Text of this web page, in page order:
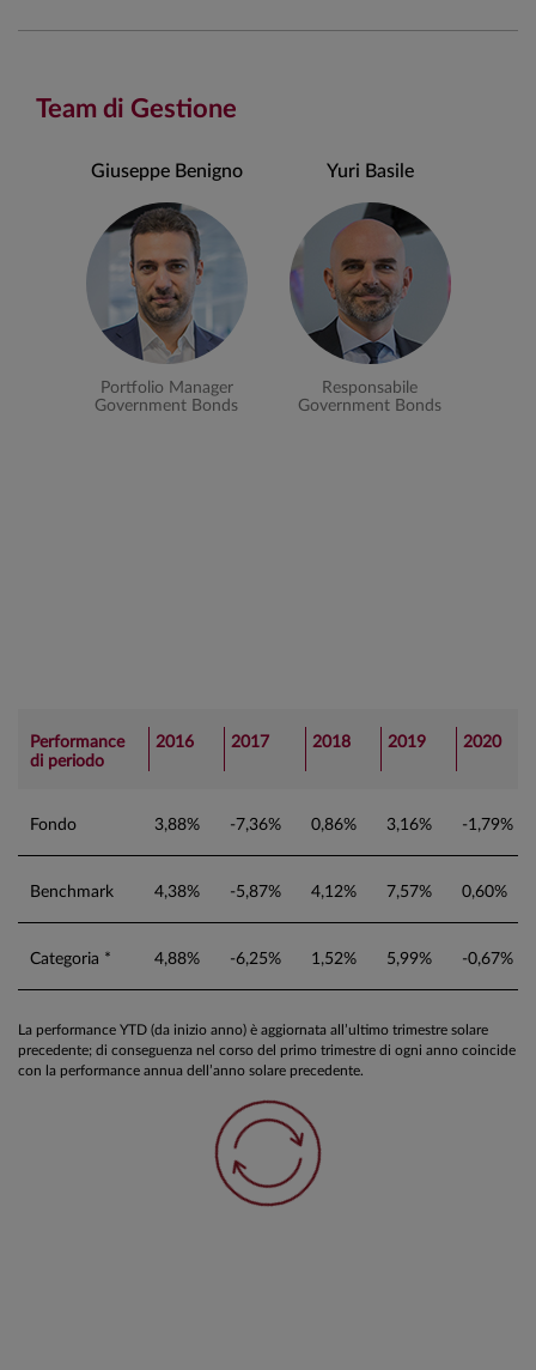
Team di Gestione
Giuseppe Benigno
Portfolio Manager
Government Bonds
Yuri Basile
Responsabile
Government Bonds
Performance
di periodo
2016 2017 2018 2019 2020
Fondo 3,88% -7,36% 0,86% 3,16% -1,79%
Benchmark 4,38% -5,87% 4,12% 7,57% 0,60%
Categoria * 4,88% -6,25% 1,52% 5,99% -0,67%
La performance YTD (da inizio anno) è aggiornata all’ultimo trimestre solare
precedente; di conseguenza nel corso del primo trimestre di ogni anno coincide
con la performance annua dell’anno solare precedente.